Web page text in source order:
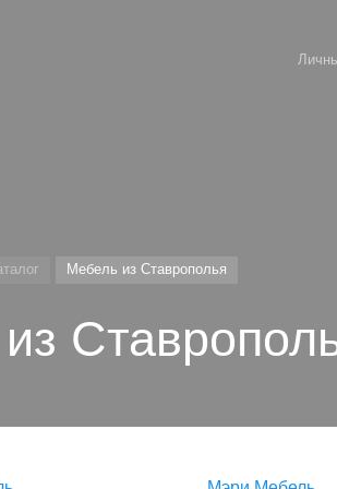
Мебель из Ставрополья